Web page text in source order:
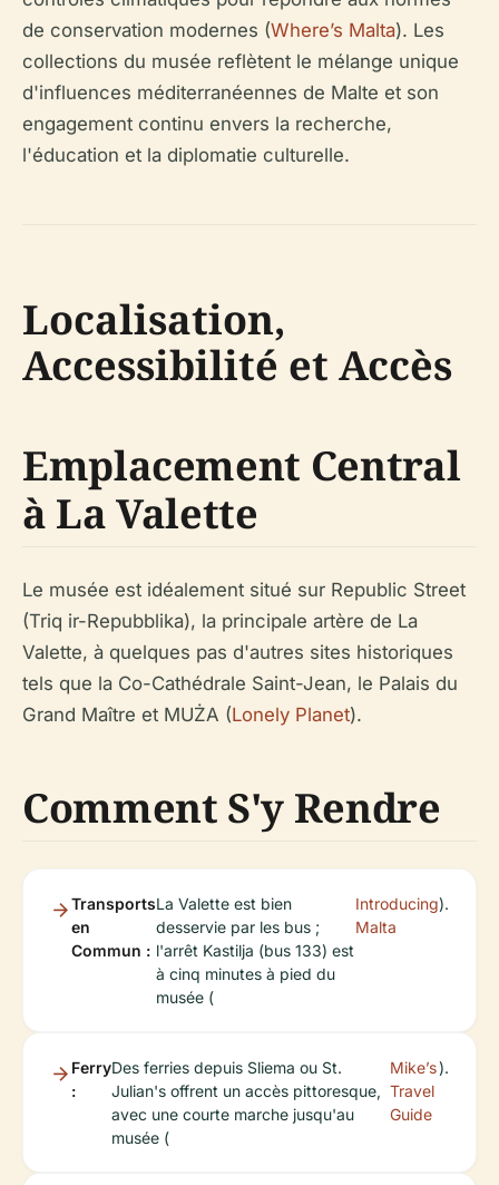
de conservation modernes (Where’s Malta). Les
collections du musée reflètent le mélange unique
d'influences méditerranéennes de Malte et son
engagement continu envers la recherche,
l'éducation et la diplomatie culturelle.
Localisation,
Accessibilité et Accès
Emplacement Central
à La Valette
Le musée est idéalement situé sur Republic Street
(Triq ir-Repubblika), la principale artère de La
Valette, à quelques pas d'autres sites historiques
tels que la Co-Cathédrale Saint-Jean, le Palais du
Grand Maître et MUŻA (Lonely Planet).
Comment S'y Rendre
Transports
en
Commun :
La Valette est bien
desservie par les bus ;
l'arrêt Kastilja (bus 133) est
à cinq minutes à pied du
musée (
Introducing
Malta
).
Ferry
:
Des ferries depuis Sliema ou St.
Julian's offrent un accès pittoresque,
avec une courte marche jusqu'au
musée (
Mike’s
Travel
Guide
).